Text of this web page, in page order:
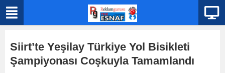
Siirt’te Yeşilay Türkiye Yol Bisikleti
Şampiyonası Coşkuyla Tamamlandı